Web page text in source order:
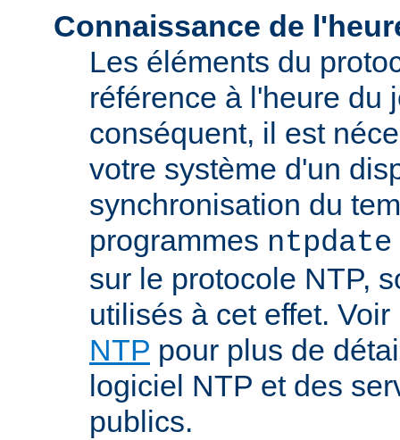
Connaissance de
Les éléments du
référence à l'heure du
conséquent, il est
votre système d'un
synchronisation du
programmes ntpdate
sur le protocole NTP,
utilisés à cet effet.
NTP pour plus de
logiciel NTP et des
publics.